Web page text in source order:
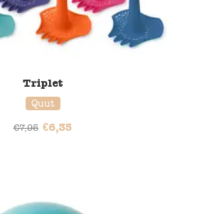
Triplet
Quut
€7,95 €6,35